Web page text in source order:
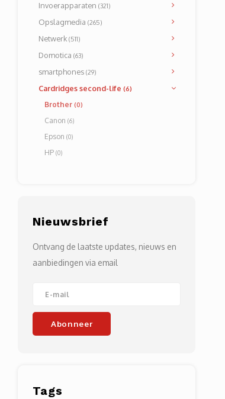
Invoerapparaten (321)
Opslagmedia (265)
Netwerk (511)
Domotica (63)
smartphones (29)
Cardridges second-life (6)
Brother (0)
Canon (6)
Epson (0)
HP (0)
Nieuwsbrief
Ontvang de laatste updates, nieuws en
aanbiedingen via email
Abonneer
Tags